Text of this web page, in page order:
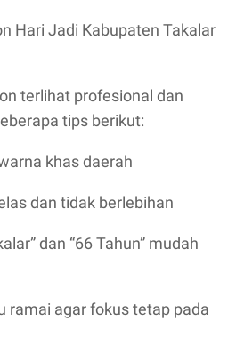
Hari Jadi Kabupaten Takalar
terlihat profesional dan
tips berikut:
khas daerah
dan tidak berlebihan
dan “66 Tahun” mudah
ramai agar fokus tetap pada